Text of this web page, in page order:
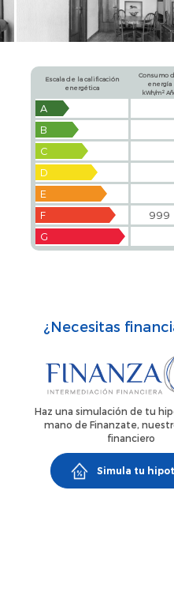
Escala de la calificación
energética
Consumo
energía
kWh/m2
A
B
C
D
E
F
999
G
¿Necesitas
Haz una simulación de tu
mano de Finanzate,
financiero
Simula tu